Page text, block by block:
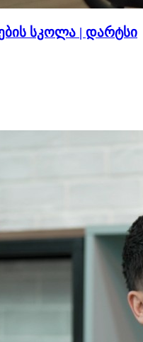
სკოლა | დარტსი